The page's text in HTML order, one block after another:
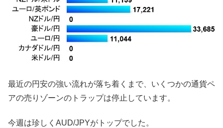
最近の円安の強い流れが落ち着くまで、いくつかの通貨ペ
アの売りゾーンのトラップは停止しています。
今週は珍しくAUD/JPYがトップでした。